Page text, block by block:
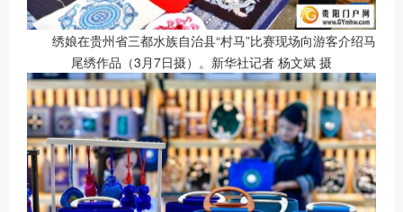
绣娘在贵州省三都水族自治县“村马”比赛现场向游客介绍马
尾绣作品（3月7日摄）。新华社记者 杨文斌 摄